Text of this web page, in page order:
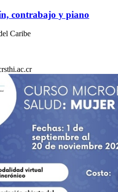
contrabajo y piano
Caribe
sthi.ac.cr